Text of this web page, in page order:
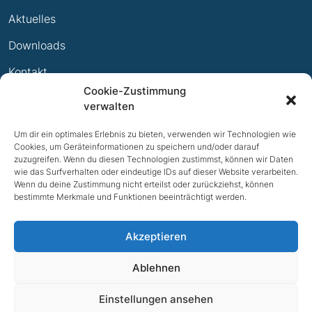
Cookie-Zustimmung
verwalten
Um dir ein optimales Erlebnis zu bieten, verwenden wir Technologien wie
Cookies, um Geräteinformationen zu speichern und/oder darauf
zuzugreifen. Wenn du diesen Technologien zustimmst, können wir Daten
wie das Surfverhalten oder eindeutige IDs auf dieser Website verarbeiten.
Wenn du deine Zustimmung nicht erteilst oder zurückziehst, können
bestimmte Merkmale und Funktionen beeinträchtigt werden.
Akzeptieren
Ablehnen
Einstellungen ansehen
Ewige Erfolge
Mitglied werden
Aktuelles
Downloads
Kontakt